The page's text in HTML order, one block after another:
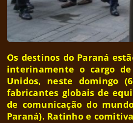
Os destinos do Paraná
interinamente o cargo
Unidos, neste domingo
fabricantes globais de
de comunicação do
Paraná). Ratinho e